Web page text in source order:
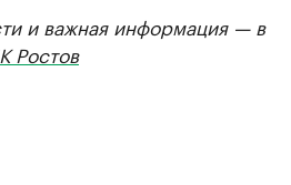
и важная информация — в
Ростов